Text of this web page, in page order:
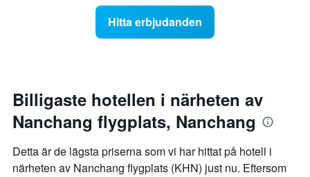
X-
axel
som
visar
Diagrammet
har
Hitta erbjudanden
Billigaste hotellen i närheten av
Nanchang flygplats, Nanchang
Detta är de lägsta priserna som vi har hittat på hotell i
närheten av Nanchang flygplats (KHN) just nu. Eftersom